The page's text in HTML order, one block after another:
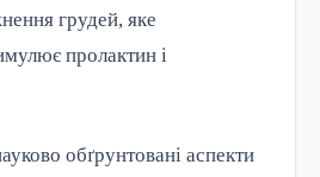
грудей, яке
пролактин і
обґрунтовані аспекти